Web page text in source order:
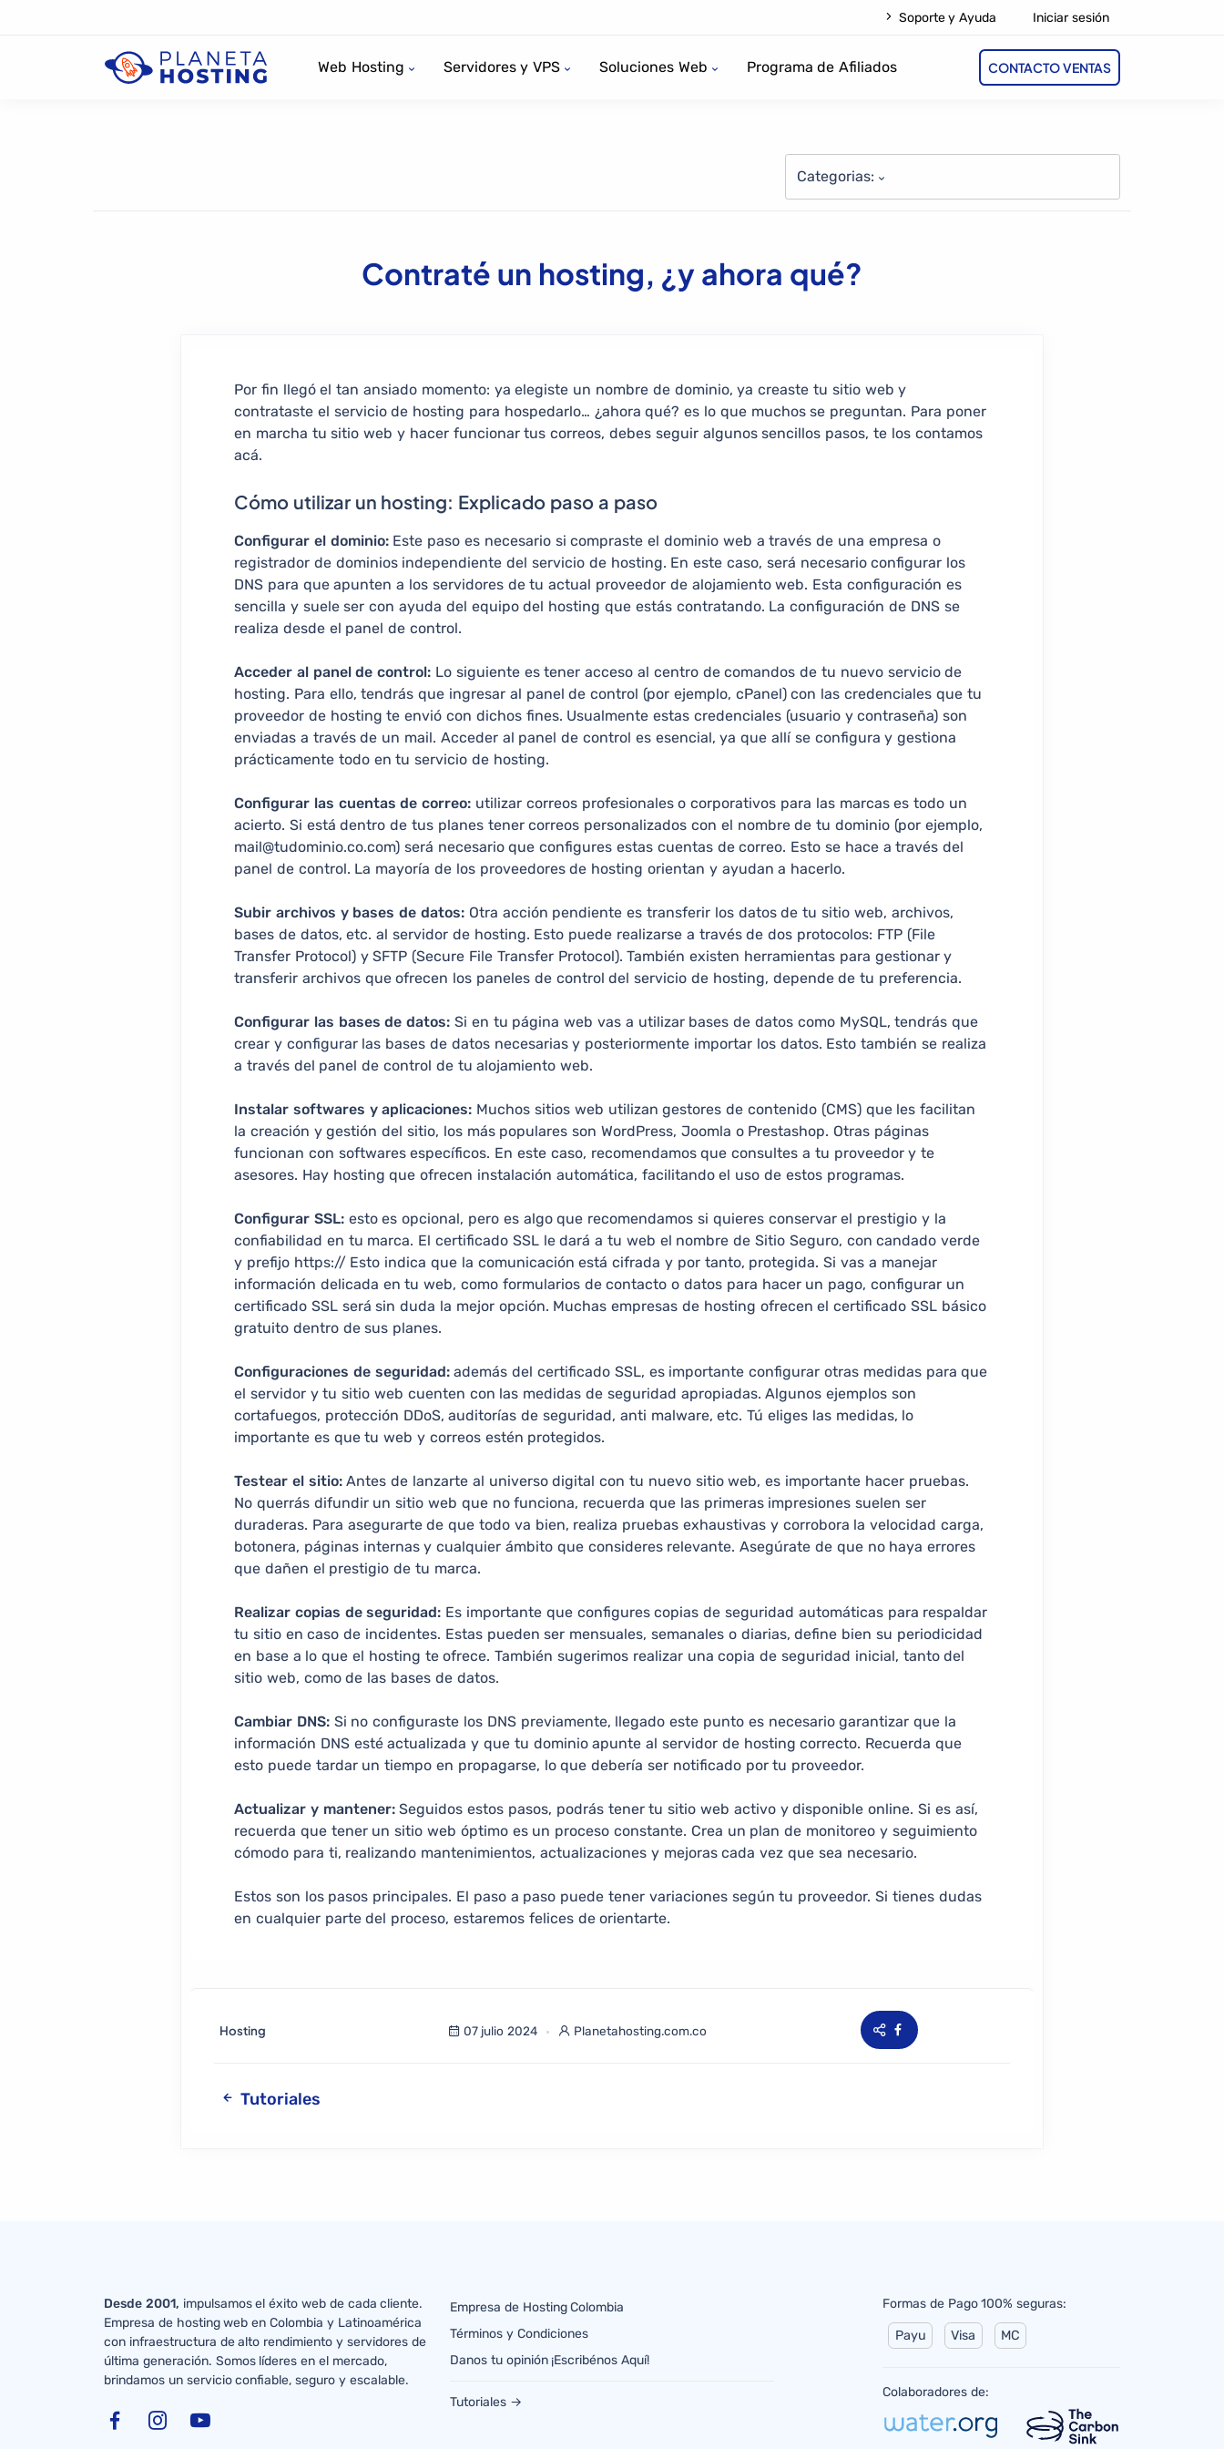
Soporte y Ayuda Iniciar sesión
Web Hosting Servidores y VPS Soluciones Web Programa de Afiliados CONTACTO VENTAS
Categorias:
Contraté un hosting, ¿y ahora qué?
Por fin llegó el tan ansiado momento: ya elegiste un nombre de dominio, ya creaste tu sitio web y
contrataste el servicio de hosting para hospedarlo… ¿ahora qué? es lo que muchos se preguntan. Para poner
en marcha tu sitio web y hacer funcionar tus correos, debes seguir algunos sencillos pasos, te los contamos
acá.
Cómo utilizar un hosting: Explicado paso a paso
Configurar el dominio:Este paso es necesario si compraste el dominio web a través de una empresa o
registrador de dominios independiente del servicio de hosting. En este caso, será necesario configurar los
DNS para que apunten a los servidores de tu actual proveedor de alojamiento web. Esta configuración es
sencilla y suele ser con ayuda del equipo del hosting que estás contratando. La configuración de DNS se
realiza desde el panel de control.
Acceder al panel de control: Lo siguiente es tener acceso al centro de comandos de tu nuevo servicio de
hosting. Para ello, tendrás que ingresar al panel de control (por ejemplo, cPanel) con las credenciales que tu
proveedor de hosting te envió con dichos fines. Usualmente estas credenciales (usuario y contraseña) son
enviadas a través de un mail. Acceder al panel de control es esencial, ya que allí se configura y gestiona
prácticamente todo en tu servicio de hosting.
Configurar las cuentas de correo: utilizar correos profesionales o corporativos para las marcas es todo un
acierto. Si está dentro de tus planes tener correos personalizados con el nombre de tu dominio (por ejemplo,
mail@tudominio.co.com) será necesario que configures estas cuentas de correo. Esto se hace a través del
panel de control. La mayoría de los proveedores de hosting orientan y ayudan a hacerlo.
Subir archivos y bases de datos: Otra acción pendiente es transferir los datos de tu sitio web, archivos,
bases de datos, etc. al servidor de hosting. Esto puede realizarse a través de dos protocolos: FTP (File
Transfer Protocol) y SFTP (Secure File Transfer Protocol). También existen herramientas para gestionar y
transferir archivos que ofrecen los paneles de control del servicio de hosting, depende de tu preferencia.
Configurar las bases de datos: Si en tu página web vas a utilizar bases de datos como MySQL, tendrás que
crear y configurar las bases de datos necesarias y posteriormente importar los datos. Esto también se realiza
a través del panel de control de tu alojamiento web.
Instalar softwares y aplicaciones: Muchos sitios web utilizan gestores de contenido (CMS) que les facilitan
la creación y gestión del sitio, los más populares son WordPress, Joomla o Prestashop. Otras páginas
funcionan con softwares específicos. En este caso, recomendamos que consultes a tu proveedor y te
asesores. Hay hosting que ofrecen instalación automática, facilitando el uso de estos programas.
Configurar SSL:esto es opcional, pero es algo que recomendamos si quieres conservar el prestigio y la
confiabilidad en tu marca. El certificado SSL le dará a tu web el nombre de Sitio Seguro, con candado verde
y prefijo https:// Esto indica que la comunicación está cifrada y por tanto, protegida. Si vas a manejar
información delicada en tu web, como formularios de contacto o datos para hacer un pago, configurar un
certificado SSL será sin duda la mejor opción. Muchas empresas de hosting ofrecen el certificado SSL básico
gratuito dentro de sus planes.
Configuraciones de seguridad:además del certificado SSL, es importante configurar otras medidas para que
el servidor y tu sitio web cuenten con las medidas de seguridad apropiadas. Algunos ejemplos son
cortafuegos, protección DDoS, auditorías de seguridad, anti malware, etc. Tú eliges las medidas, lo
importante es que tu web y correos estén protegidos.
Testear el sitio:Antes de lanzarte al universo digital con tu nuevo sitio web, es importante hacer pruebas.
No querrás difundir un sitio web que no funciona, recuerda que las primeras impresiones suelen ser
duraderas. Para asegurarte de que todo va bien, realiza pruebas exhaustivas y corrobora la velocidad carga,
botonera, páginas internas y cualquier ámbito que consideres relevante. Asegúrate de que no haya errores
que dañen el prestigio de tu marca.
Realizar copias de seguridad: Es importante que configures copias de seguridad automáticas para respaldar
tu sitio en caso de incidentes. Estas pueden ser mensuales, semanales o diarias, define bien su periodicidad
en base a lo que el hosting te ofrece. También sugerimos realizar una copia de seguridad inicial, tanto del
sitio web, como de las bases de datos.
Cambiar DNS:Si no configuraste los DNS previamente, llegado este punto es necesario garantizar que la
información DNS esté actualizada y que tu dominio apunte al servidor de hosting correcto. Recuerda que
esto puede tardar un tiempo en propagarse, lo que debería ser notificado por tu proveedor.
Actualizar y mantener:Seguidos estos pasos, podrás tener tu sitio web activo y disponible online. Si es así,
recuerda que tener un sitio web óptimo es un proceso constante. Crea un plan de monitoreo y seguimiento
cómodo para ti, realizando mantenimientos, actualizaciones y mejoras cada vez que sea necesario.
Estos son los pasos principales. El paso a paso puede tener variaciones según tu proveedor. Si tienes dudas
en cualquier parte del proceso, estaremos felices de orientarte.
Hosting 07 julio 2024 Planetahosting.com.co
Tutoriales
Desde 2001, impulsamos el éxito web de cada cliente.
Empresa de hosting web en Colombia y Latinoamérica
con infraestructura de alto rendimiento y servidores de
última generación. Somos líderes en el mercado,
brindamos un servicio confiable, seguro y escalable.
Empresa de Hosting Colombia
Términos y Condiciones
Danos tu opinión ¡Escribénos Aquí!
Tutoriales →
Formas de Pago 100% seguras:
Payu Visa MC
Colaboradores de: